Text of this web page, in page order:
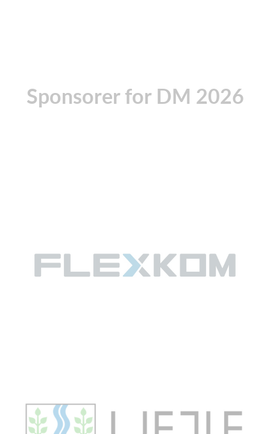
Sponsorer for DM 2026